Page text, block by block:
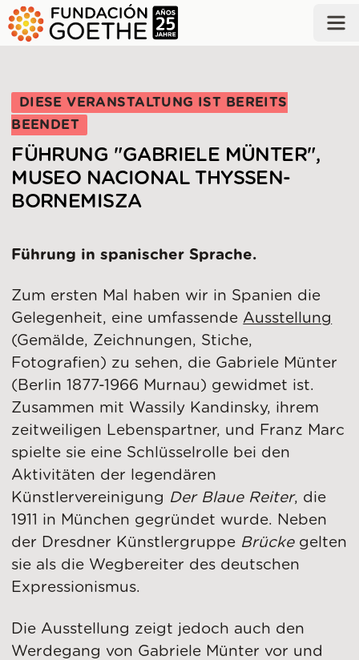
ZUM HAUPTINHALT SPRINGEN
DIESE VERANSTALTUNG IST BEREITS
BEENDET
FÜHRUNG "GABRIELE MÜNTER",
MUSEO NACIONAL THYSSEN-
BORNEMISZA
Führung in spanischer Sprache.
Zum ersten Mal haben wir in Spanien die
Gelegenheit, eine umfassende Ausstellung
(Gemälde, Zeichnungen, Stiche,
Fotografien) zu sehen, die Gabriele Münter
(Berlin 1877-1966 Murnau) gewidmet ist.
Zusammen mit Wassily Kandinsky, ihrem
zeitweiligen Lebenspartner, und Franz Marc
spielte sie eine Schlüsselrolle bei den
Aktivitäten der legendären
Künstlervereinigung Der Blaue Reiter, die
1911 in München gegründet wurde. Neben
der Dresdner Künstlergruppe Brückegelten
sie als die Wegbereiter des deutschen
Expressionismus.
Die Ausstellung zeigt jedoch auch den
Werdegang von Gabriele Münter vor und